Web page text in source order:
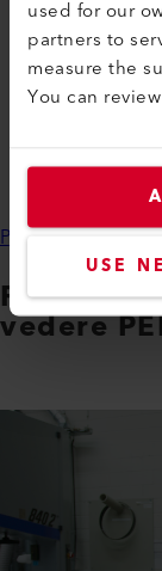
used for our
partners to
measure the
You can
USE
della
valori effettivi
trasparente.
controllo
livello di
Per saperne di più
Fate clic
vedere